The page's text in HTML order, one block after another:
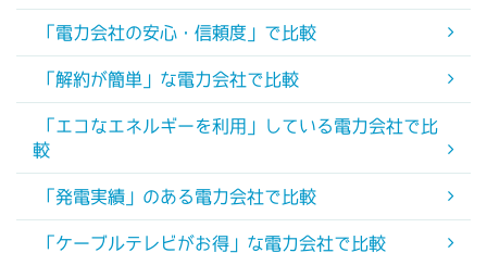
「電力会社の安心・信頼度」で比較
「解約が簡単」な電力会社で比較
「エコなエネルギーを利用」している電力会社で比
較
「発電実績」のある電力会社で比較
「ケーブルテレビがお得」な電力会社で比較